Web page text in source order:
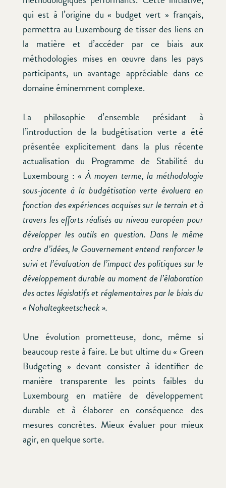
qui est à l’origine du « budget vert » français,
permettra au Luxembourg de tisser des liens en
la matière et d’accéder par ce biais aux
méthodologies mises en œuvre dans les pays
participants, un avantage appréciable dans ce
domaine éminemment complexe.
La philosophie d’ensemble présidant à
l’introduction de la budgétisation verte a été
présentée explicitement dans la plus récente
actualisation du Programme de Stabilité du
Luxembourg : «À moyen terme, la méthodologie
sous-jacente à la budgétisation verte évoluera en
fonction des expériences acquises sur le terrain et à
travers les efforts réalisés au niveau européen pour
développer les outils en question. Dans le même
ordre d’idées, le Gouvernement entend renforcer le
suivi et l’évaluation de l’impact des politiques sur le
développement durable au moment de l’élaboration
des actes législatifs et réglementaires par le biais du
« Nohaltegkeetscheck ».
Une évolution prometteuse, donc, même si
beaucoup reste à faire. Le but ultime du « Green
Budgeting » devant consister à identifier de
manière transparente les points faibles du
Luxembourg en matière de développement
durable et à élaborer en conséquence des
mesures concrètes. Mieux évaluer pour mieux
agir, en quelque sorte.